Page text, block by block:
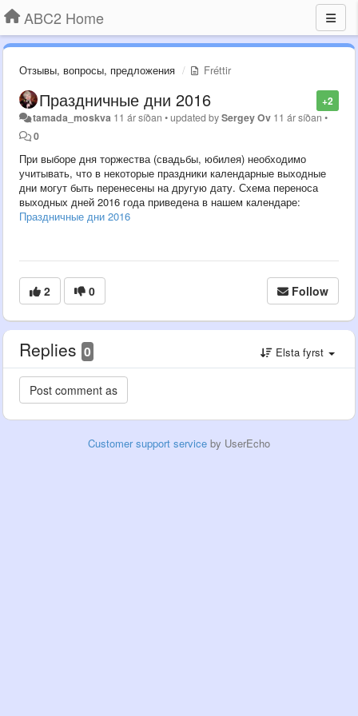
ABC2 Home
Отзывы, вопросы, предложения Fréttir
+2
Праздничные дни 2016
tamada_moskva 11 ár síðan •updated bySergey Ov 11 ár síðan •
0
При выборе дня торжества (свадьбы, юбилея) необходимо
учитывать, что в некоторые праздники календарные выходные
дни могут быть перенесены на другую дату. Схема переноса
выходных дней 2016 года приведена в нашем календаре:
Праздничные дни 2016
2 0 Follow
Replies 0 Elsta fyrst
Customer support service by UserEcho